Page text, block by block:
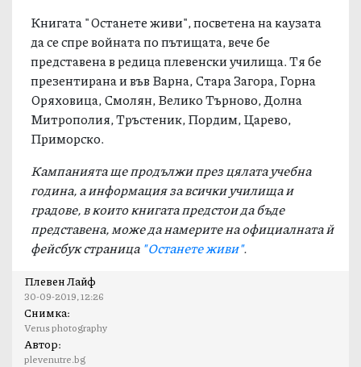
Плевен Лайф
30-09-2019, 12:26
Снимка:
Verus photography
Автор:
plevenutre.bg
Книгата "Останете живи", посветена на каузата
да се спре войната по пътищата, вече бе
представена в редица плевенски училища. Тя бе
презентирана и във Варна, Стара Загора, Горна
Оряховица, Смолян, Велико Търново, Долна
Митрополия, Тръстеник, Пордим, Царево,
Приморско.
Кампанията ще продължи през цялата учебна
година, а информация за всички училища и
градове, в които книгата предстои да бъде
представена, може да намерите на официалната й
фейсбук страница "Останете живи".